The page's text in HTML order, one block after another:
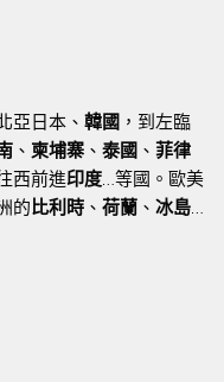
亞日本、 韓國 ，到左臨
、 柬埔寨 、 泰國 、 菲律
西前進印度…等國。歐美
的比利時 、 荷蘭 、 冰島…